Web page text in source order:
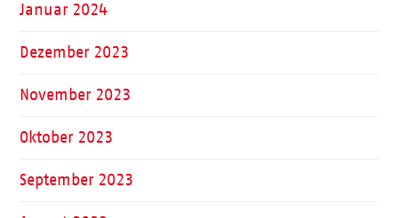
Januar 2024
Dezember 2023
November 2023
Oktober 2023
September 2023